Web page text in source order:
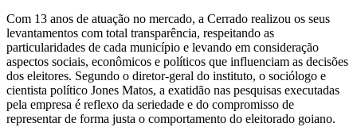
Com 13 anos de atuação no mercado, a Cerrado realizou os seus
levantamentos com total transparência, respeitando as
particularidades de cada município e levando em consideração
aspectos sociais, econômicos e políticos que influenciam as decisões
dos eleitores. Segundo o diretor-geral do instituto, o sociólogo e
cientista político Jones Matos, a exatidão nas pesquisas executadas
pela empresa é reflexo da seriedade e do compromisso de
representar de forma justa o comportamento do eleitorado goiano.